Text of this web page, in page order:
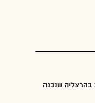
בהרצליה שנבנה